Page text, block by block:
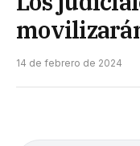
14 de febrero de 2024